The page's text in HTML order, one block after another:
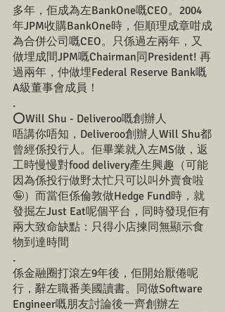
多年，佢成為左BankOne嘅CEO。2004
年JPM收購BankOne時，佢順理成章咁成
為合併公司嘅CEO。只係過左兩年，又
做埋成間JPM嘅Chairman同President! 再
過兩年，仲做埋Federal Reserve Bank嘅
A級董事會成員！
.
⭕️Will Shu - Deliveroo嘅創辦人
唔講你唔知，Deliveroo創辦人Will Shu都
曾經係投行人。佢畢業就入左MS做，返
工時慢慢對food delivery產生興趣（可能
因為係投行做野太忙只可以叫外賣食啦
🤪）而當佢係倫敦做Hedge Fund時，就
發掘左Just Eat呢個平台，同時發現佢有
兩大致命缺點：只得小店揀同無顯示食
物到達時間
.
係金融圈打滾左9年後，佢開始厭倦呢
行，辭左職番美國讀書。同做Software
Engineer嘅朋友討論後一齊創辦左